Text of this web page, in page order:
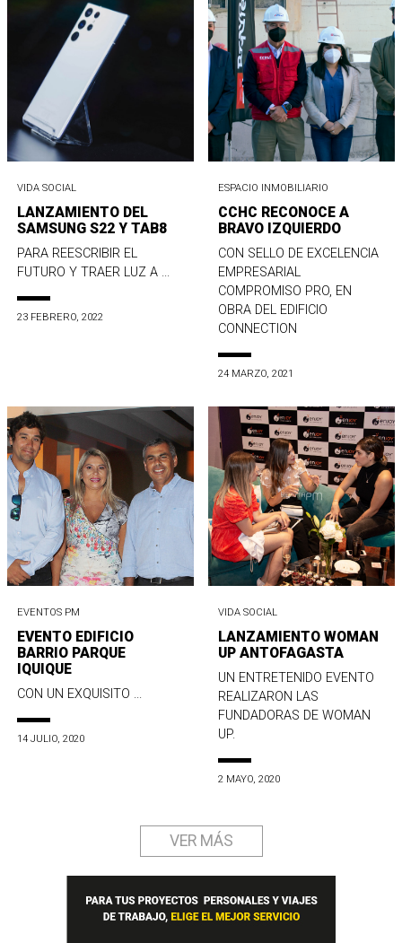
VIDA SOCIAL
LANZAMIENTO DEL
SAMSUNG S22 Y TAB8
PARA REESCRIBIR EL
FUTURO Y TRAER LUZ A ...
23 FEBRERO, 2022
ESPACIO INMOBILIARIO
CCHC RECONOCE A
BRAVO IZQUIERDO
CON SELLO DE EXCELENCIA
EMPRESARIAL
COMPROMISO PRO, EN
OBRA DEL EDIFICIO
CONNECTION
24 MARZO, 2021
EVENTOS PM
EVENTO EDIFICIO
BARRIO PARQUE
IQUIQUE
CON UN EXQUISITO ...
14 JULIO, 2020
VIDA SOCIAL
LANZAMIENTO WOMAN
UP ANTOFAGASTA
UN ENTRETENIDO EVENTO
REALIZARON LAS
FUNDADORAS DE WOMAN
UP.
2 MAYO, 2020
VER MÁS